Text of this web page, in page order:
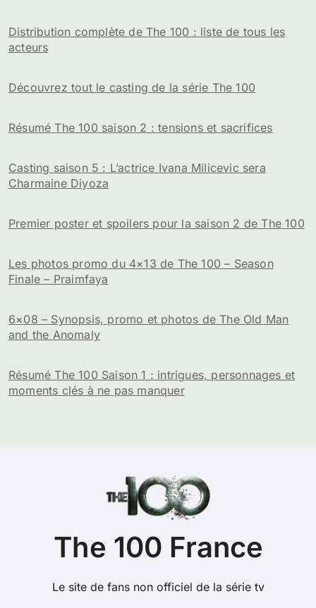
Distribution complète de The 100 : liste de tous les
acteurs
Découvrez tout le casting de la série The 100
Résumé The 100 saison 2 : tensions et sacrifices
Casting saison 5 : L’actrice Ivana Milicevic sera
Charmaine Diyoza
Premier poster et spoilers pour la saison 2 de The 100
Les photos promo du 4×13 de The 100 – Season
Finale – Praimfaya
6×08 – Synopsis, promo et photos de The Old Man
and the Anomaly
Résumé The 100 Saison 1 : intrigues, personnages et
moments clés à ne pas manquer
The 100 France
Le site de fans non officiel de la série tv